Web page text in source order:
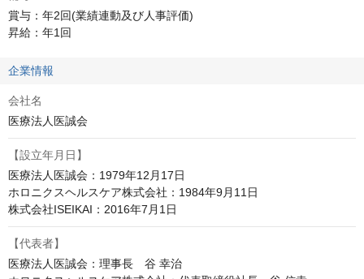
賞与：年2回(業績連動及び人事評価)
昇給：年1回
企業情報
会社名
医療法人医誠会
【設立年月日】
医療法人医誠会：1979年12月17日
ホロニクスヘルスケア株式会社：1984年9月11日
株式会社ISEIKAI：2016年7月1日
【代表者】
医療法人医誠会：理事長　谷 幸治